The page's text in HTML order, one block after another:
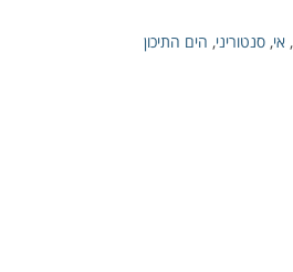
, אי, סנטוריני, הים התיכון